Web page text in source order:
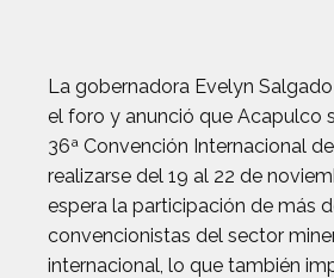
La gobernadora Evelyn
el foro y anunció que Acapulco
36ª Convención Internacional
realizarse del 19 al 22 de
espera la participación de más
convencionistas del sector
internacional, lo que también